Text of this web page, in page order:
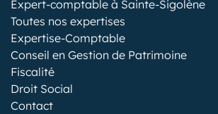
Expert-comptable à Sainte-Sigolène
Toutes nos expertises
Expertise-Comptable
Conseil en Gestion de Patrimoine
Fiscalité
Droit Social
Contact